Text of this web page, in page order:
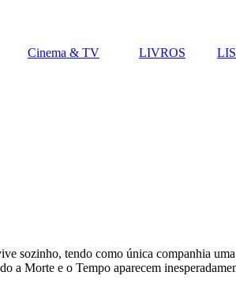
Cinema & TV LIVROS
sozinho, tendo como única companhia
Morte e o Tempo aparecem